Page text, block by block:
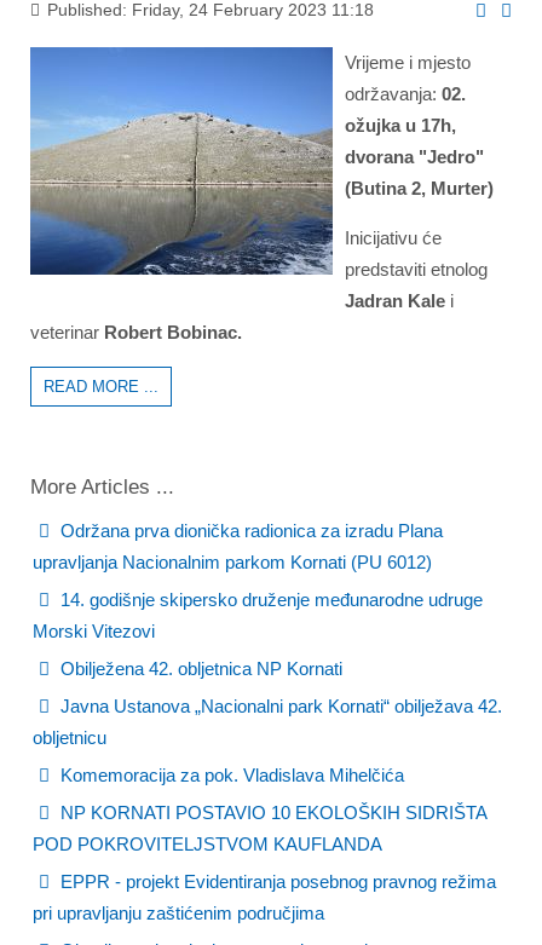
Published: Friday, 24 February 2023 11:18
Vrijeme i mjesto
održavanja: 02.
ožujka u 17h,
dvorana "Jedro"
(Butina 2, Murter)
Inicijativu će
predstaviti etnolog
Jadran Kale i
veterinar Robert Bobinac.
READ MORE ...
More Articles ...
Održana prva dionička radionica za izradu Plana
upravljanja Nacionalnim parkom Kornati (PU 6012)
14. godišnje skipersko druženje međunarodne udruge
Morski Vitezovi
Obilježena 42. obljetnica NP Kornati
Javna Ustanova „Nacionalni park Kornati“ obilježava 42.
obljetnicu
Komemoracija za pok. Vladislava Mihelčića
NP KORNATI POSTAVIO 10 EKOLOŠKIH SIDRIŠTA
POD POKROVITELJSTVOM KAUFLANDA
EPPR - projekt Evidentiranja posebnog pravnog režima
pri upravljanju zaštićenim područjima